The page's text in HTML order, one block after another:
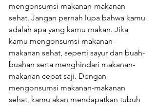
mengonsumsi makanan-makanan
sehat. Jangan pernah lupa bahwa kamu
adalah apa yang kamu makan. Jika
kamu mengonsumsi makanan-
makanan sehat, seperti sayur dan buah-
buahan serta menghindari makanan-
makanan cepat saji. Dengan
mengonsumsi makanan-makanan
sehat, kamu akan mendapatkan tubuh